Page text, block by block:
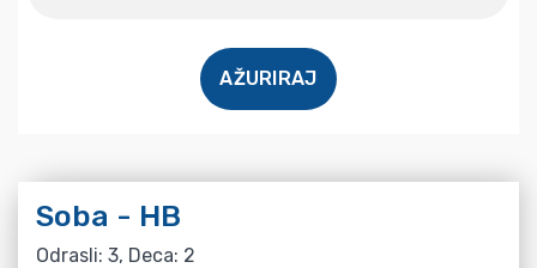
AŽURIRAJ
Soba - HB
Odrasli: 3, Deca: 2